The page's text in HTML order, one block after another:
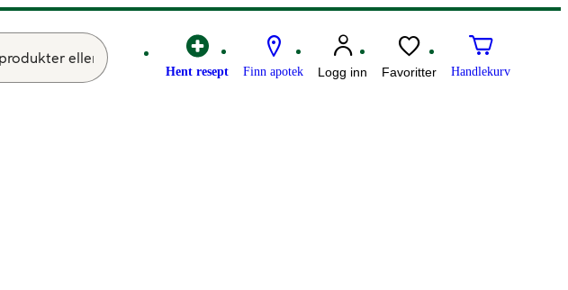
Hent resept Finn apotek Logg inn Favoritter Handlekurv